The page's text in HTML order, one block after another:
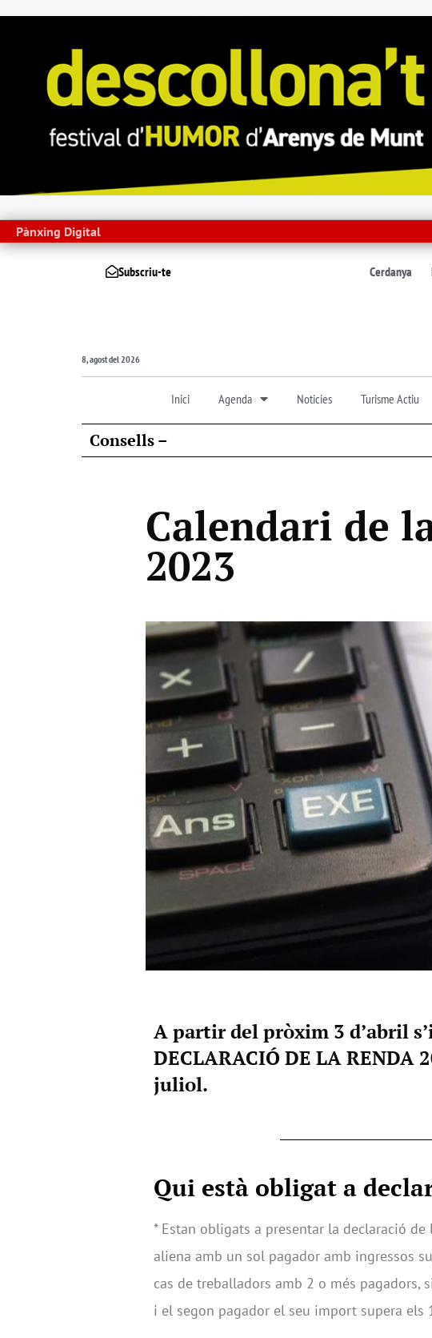
Pànxing Digital
Subscriu-te Cerdanya
8, agost del 2026
Inici Agenda Noticies Turisme Actiu
Consells –
Calendari de
2023
A partir del pròxim 3 d’abril
DECLARACIÓ DE LA RENDA
juliol.
Qui està obligat a
* Estan obligats a presentar la declaració
aliena amb un sol pagador amb ingressos
cas de treballadors amb 2 o més pagadors,
i el segon pagador el seu import supera els